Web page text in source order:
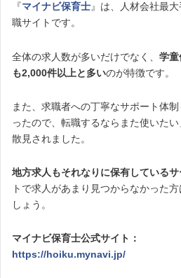
『マイナビ保育士』は、人材会社最
職サイトです。
全体の求人数が多いだけでなく、 学童
も2,000件以上と多いのが特徴です。
また、求職者への丁寧なサポート体
ったので、転職するならまた使いた
散見されました。
地方求人もそれなりに保有しているサ
トで求人があまり見つからなかった
しょう。
マイナビ保育士公式サイト：
https://hoiku.mynavi.jp/